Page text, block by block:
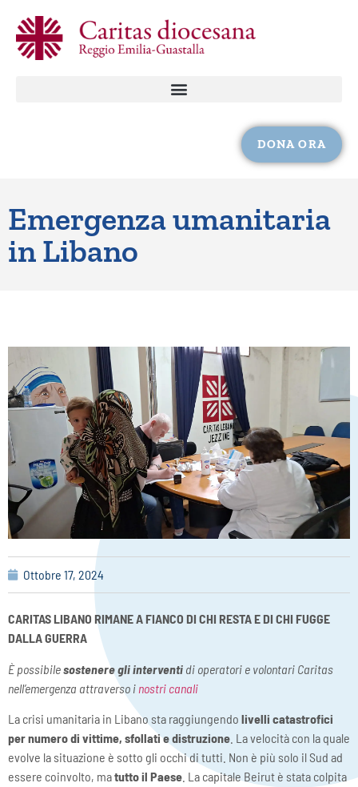
DONA ORA
Emergenza umanitaria
in Libano
Ottobre 17, 2024
CARITAS LIBANO RIMANE A FIANCO DI CHI RESTA E DI CHI FUGGE
DALLA GUERRA
È possibilesostenere gli interventi di operatori e volontari Caritas
nell’emergenza attraverso i nostri canali
La crisi umanitaria in Libano sta raggiungendo livelli catastrofici
per numero di vittime, sfollati e distruzione . La velocità con la quale
evolve la situazione è sotto gli occhi di tutti. Non è più solo il Sud ad
essere coinvolto, matutto il Paese . La capitale Beirut è stata colpita